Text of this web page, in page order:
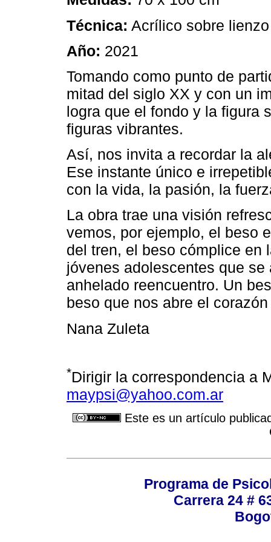
Técnica: Acrílico sobre lienzo
Año: 2021
Tomando como punto de
mitad del siglo XX y con un
logra que el fondo y la figura
figuras vibrantes.
Así, nos invita a recordar la
Ese instante único e
con la vida, la pasión, la
La obra trae una visión
vemos, por ejemplo, el beso
del tren, el beso cómplice en
jóvenes adolescentes que
anhelado reencuentro. Un
beso que nos abre el
Nana Zuleta
*Dirigir la correspondencia a
maypsi@yahoo.com.ar
Este es un artículo
Programa de
Carrera 24 #